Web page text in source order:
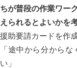
ちが普段の作業ワー
えられるとよいかを
援助要請カードを作
「途中から分から
い」